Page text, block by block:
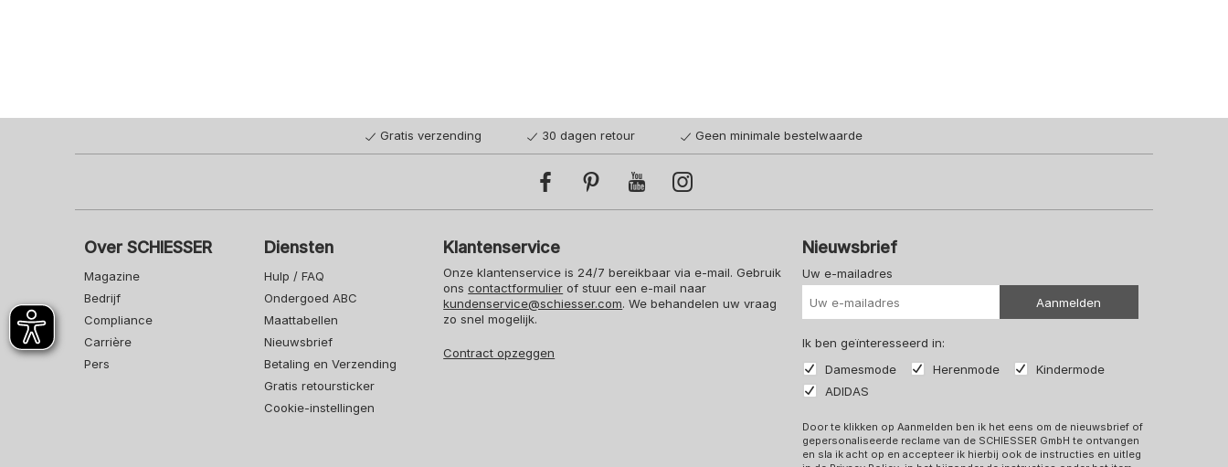
Gratis verzending 30 dagen retour Geen minimale bestelwaarde
Over SCHIESSER
Magazine
Bedrijf
Compliance
Carrière
Pers
Diensten
Hulp / FAQ
Ondergoed ABC
Maattabellen
Nieuwsbrief
Betaling en Verzending
Gratis retoursticker
Cookie-instellingen
Klantenservice
Onze klantenservice is 24/7 bereikbaar via e-mail. Gebruik
onscontactformulier of stuur een e-mail naar
kundenservice@schiesser.com. We behandelen uw vraag
zo snel mogelijk.
Contract opzeggen
Nieuwsbrief
Uw e-mailadres
Aanmelden
Ik ben geïnteresseerd in:
Damesmode
Herenmode
Kindermode
ADIDAS
Door te klikken op Aanmelden ben ik het eens om de nieuwsbrief of
gepersonaliseerde reclame van de SCHIESSER GmbH te ontvangen
en sla ik acht op en accepteer ik hierbij ook de instructies en uitleg